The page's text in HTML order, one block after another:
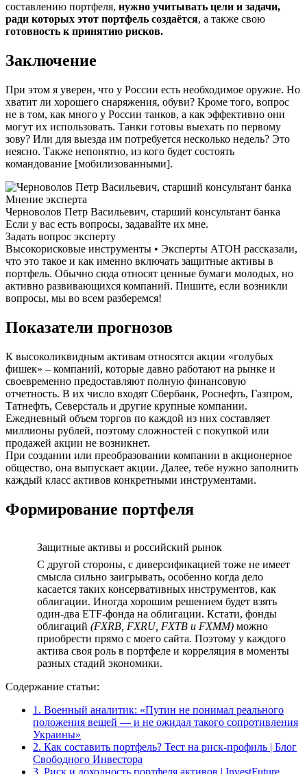
составлению портфеля, нужно учитывать цели и задачи,
ради которых этот портфель создаётся, а также свою
готовность к принятию рисков.
Заключение
При этом я уверен, что у России есть необходимое оружие. Но
хватит ли хорошего снаряжения, обуви? Кроме того, вопрос
не в том, как много у России танков, а как эффективно они
могут их использовать. Танки готовы выехать по первому
зову? Или для выезда им потребуется несколько недель? Это
неясно. Также непонятно, из кого будет состоять
командование [мобилизованными].
Мнение эксперта
Черноволов Петр Васильевич, старший консультант банка
Если у вас есть вопросы, задавайте их мне.
Задать вопрос эксперту
Высокорисковые инструменты • Эксперты АТОН рассказали,
что это такое и как именно включать защитные активы в
портфель. Обычно сюда относят ценные бумаги молодых, но
активно развивающихся компаний. Пишите, если возникли
вопросы, мы во всем разберемся!
Показатели прогнозов
К высоколиквидным активам относятся акции «голубых
фишек» – компаний, которые давно работают на рынке и
своевременно предоставляют полную финансовую
отчетность. В их число входят Сбербанк, Роснефть, Газпром,
Татнефть, Северсталь и другие крупные компании.
Ежедневный объем торгов по каждой из них составляет
миллионы рублей, поэтому сложностей с покупкой или
продажей акции не возникнет.
При создании или преобразовании компании в акционерное
общество, она выпускает акции. Далее, тебе нужно заполнить
каждый класс активов конкретными инструментами.
Формирование портфеля
Защитные активы и российский рынок
С другой стороны, с диверсификацией тоже не имеет
смысла сильно заигрывать, особенно когда дело
касается таких консервативных инструментов, как
облигации. Иногда хорошим решением будет взять
один-два ETF-фонда на облигации. Кстати, фонды
облигаций (FXRB, FXRU, FXTB и FXMM) можно
приобрести прямо с моего сайта. Поэтому у каждого
актива своя роль в портфеле и корреляция в моменты
разных стадий экономики.
Содержание статьи:
1. Военный аналитик: «Путин не понимал реального
положения вещей — и не ожидал такого сопротивления
Украины»
2. Как составить портфель? Тест на риск-профиль | Блог
Свободного Инвестора
3. Риск и доходность портфеля активов | InvestFuture